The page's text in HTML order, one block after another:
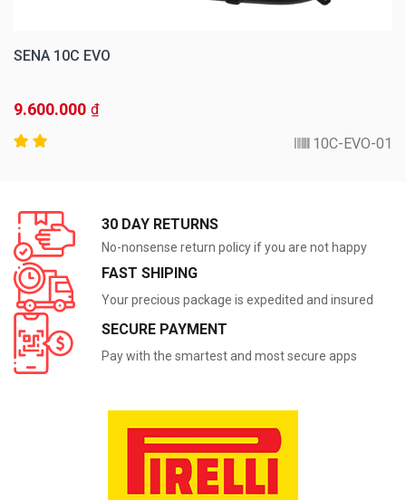
SENA 10C EVO
9.600.000 ₫
10C-EVO-01
30 DAY RETURNS
No-nonsense return policy if you are not happy
FAST SHIPING
Your precious package is expedited and insured
SECURE PAYMENT
Pay with the smartest and most secure apps